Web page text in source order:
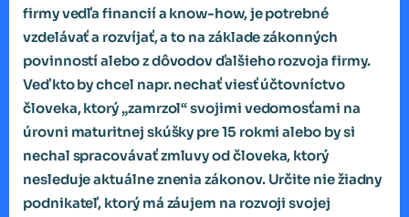
firmy vedľa financií a know-how, je potrebné
vzdelávať a rozvíjať, a to na základe zákonných
povinností alebo z dôvodov ďalšieho rozvoja firmy.
Veď kto by chcel napr. nechať viesť účtovníctvo
človeka, ktorý „zamrzol“ svojimi vedomosťami na
úrovni maturitnej skúšky pre 15 rokmi alebo by si
nechal spracovávať zmluvy od človeka, ktorý
nesleduje aktuálne znenia zákonov. Určite nie žiadny
podnikateľ, ktorý má záujem na rozvoji svojej